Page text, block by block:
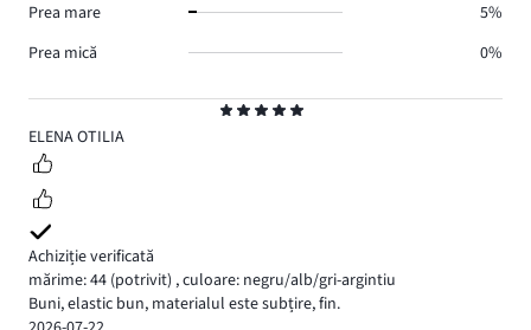
5
ELENA OTILIA
Achiziție verificată
mărime: 44 (potrivit) ,culoare: negru/alb/gri-argintiu
Buni, elastic bun, materialul este subțire, fin.
Prea mare
5%
Prea mică
0%